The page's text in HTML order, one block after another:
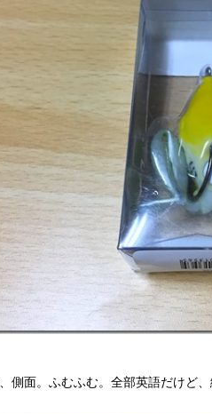
側面。ふむふむ。全部英語だけど